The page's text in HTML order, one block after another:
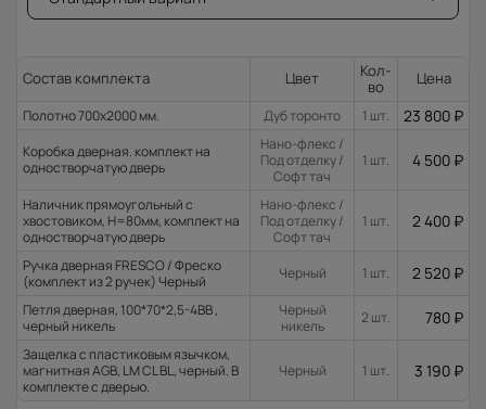
Состав комплекта Цвет
Кол-
во
Цена
Полотно 700x2000 мм. Дуб торонто 1 шт. 23 800 ₽
Коробка дверная. комплект на
одностворчатую дверь
Нано-флекс /
Под отделку /
Софт тач
1 шт. 4 500 ₽
Наличник прямоугольный с
хвостовиком, H=80мм, комплект на
одностворчатую дверь
Нано-флекс /
Под отделку /
Софт тач
1 шт. 2 400 ₽
Ручка дверная FRESCO / Фреско
(комплект из 2 ручек) Черный
Черный 1 шт. 2 520 ₽
Петля дверная, 100*70*2,5-4ВВ ,
черный никель
Черный
никель
2 шт. 780 ₽
Защелка с пластиковым язычком,
магнитная AGB, LM CL BL, черный. В
комплекте с дверью.
Черный 1 шт. 3 190 ₽